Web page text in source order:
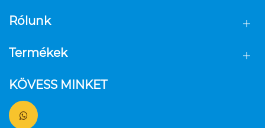
Rólunk
Termékek
KÖVESS MINKET